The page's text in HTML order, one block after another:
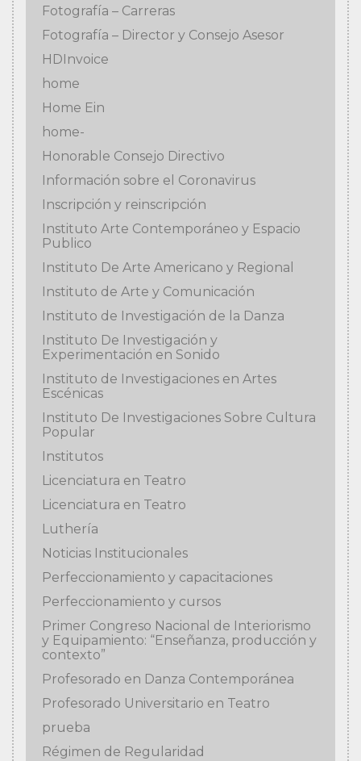
Fotografía – Carreras
Fotografía – Director y Consejo Asesor
HDInvoice
home
Home Ein
home-
Honorable Consejo Directivo
Información sobre el Coronavirus
Inscripción y reinscripción
Instituto Arte Contemporáneo y Espacio
Publico
Instituto De Arte Americano y Regional
Instituto de Arte y Comunicación
Instituto de Investigación de la Danza
Instituto De Investigación y
Experimentación en Sonido
Instituto de Investigaciones en Artes
Escénicas
Instituto De Investigaciones Sobre Cultura
Popular
Institutos
Licenciatura en Teatro
Licenciatura en Teatro
Luthería
Noticias Institucionales
Perfeccionamiento y capacitaciones
Perfeccionamiento y cursos
Primer Congreso Nacional de Interiorismo
y Equipamiento: “Enseñanza, producción y
contexto”
Profesorado en Danza Contemporánea
Profesorado Universitario en Teatro
prueba
Régimen de Regularidad